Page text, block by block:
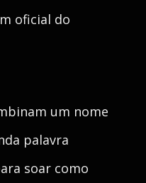
oficial do
um nome
palavra
soar como